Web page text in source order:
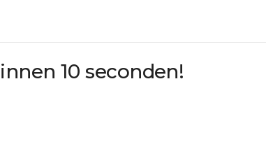
10 seconden!